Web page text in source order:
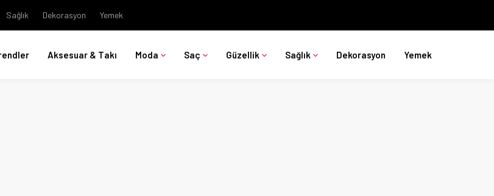
Sağlık Dekorasyon Yemek
Aksesuar & Takı Moda Saç Güzellik Sağlık Dekorasyon Yemek